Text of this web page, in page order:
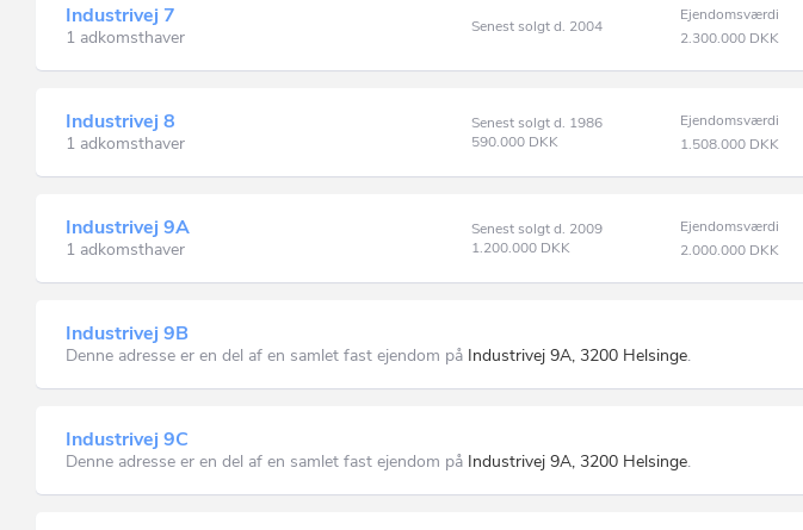
Industrivej 7
1 adkomsthaver Senest solgt d. 2004
Ejendomsværdi
2.300.000 DKK
Industrivej 8
1 adkomsthaver
Senest solgt d. 1986
590.000 DKK
Ejendomsværdi
1.508.000 DKK
Industrivej 9A
1 adkomsthaver
Senest solgt d. 2009
1.200.000 DKK
Ejendomsværdi
2.000.000 DKK
Industrivej 9B
Denne adresse er en del af en samlet fast ejendom på Industrivej 9A, 3200 Helsinge.
Industrivej 9C
Denne adresse er en del af en samlet fast ejendom på Industrivej 9A, 3200 Helsinge.